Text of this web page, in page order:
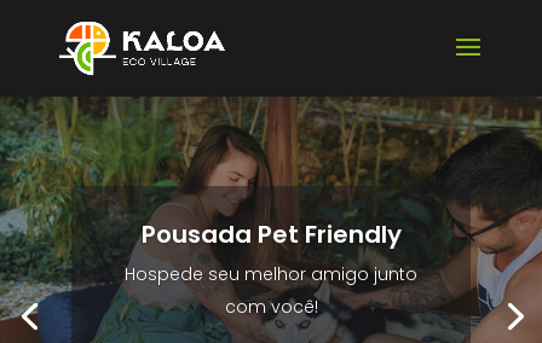
Eternizando Momentos
Ajudamos você a realizar um dos
pedidos mais importantes da sua
vida!